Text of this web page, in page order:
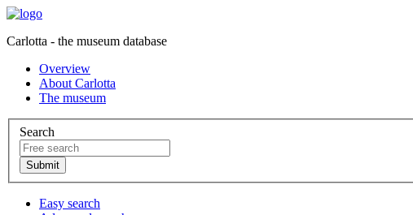
Carlotta - the museum database
Overview
About Carlotta
The museum
Search
Easy search